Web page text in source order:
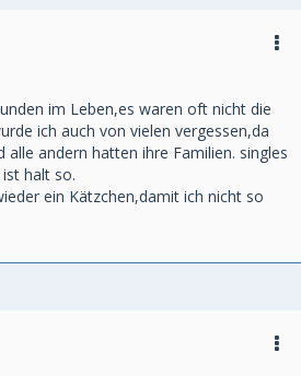
im Leben,es waren oft nicht die
ich auch von vielen vergessen,da
alle andern hatten ihre Familien. singles
halt so.
ein Kätzchen,damit ich nicht so